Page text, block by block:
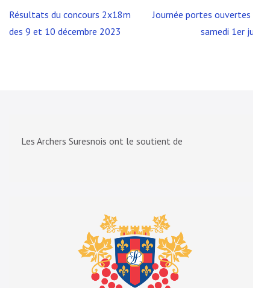
Navigation
de
Résultats du concours 2x18m
des 9 et 10 décembre 2023
Journée portes ouvertes le
samedi 1er juin
Les Archers Suresnois ont le soutient de